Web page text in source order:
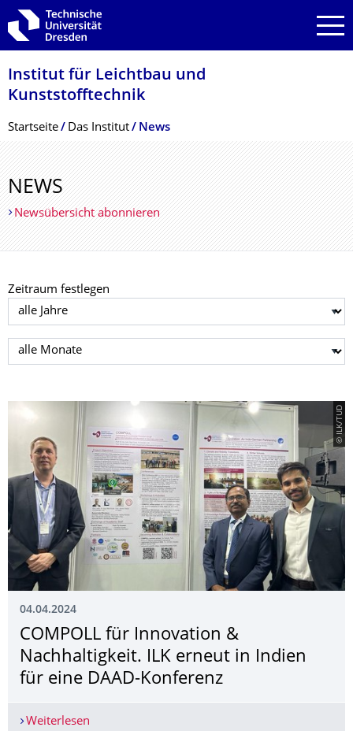
Zur Hauptnavigation springen
Zur Suche springen
Zum Inhalt springen
Institut für Leichtbau und
Kunststofftechnik
Breadcrumb-Menü
Startseite Das Institut News
NEWS
Newsübersicht abonnieren
Zeitraum festlegen
Jahr auswählen
Monat auswählen
© ILK/TUD
04.04.2024
COMPOLL für Innovation &
Nachhaltigkeit. ILK erneut in Indien
für eine DAAD-Konferenz
Weiterlesen